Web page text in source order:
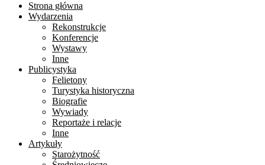
Strona główna
Wydarzenia
Rekonstrukcje
Konferencje
Wystawy
Inne
Publicystyka
Felietony
Turystyka historyczna
Biografie
Wywiady
Reportaże i relacje
Inne
Artykuły
Starożytność